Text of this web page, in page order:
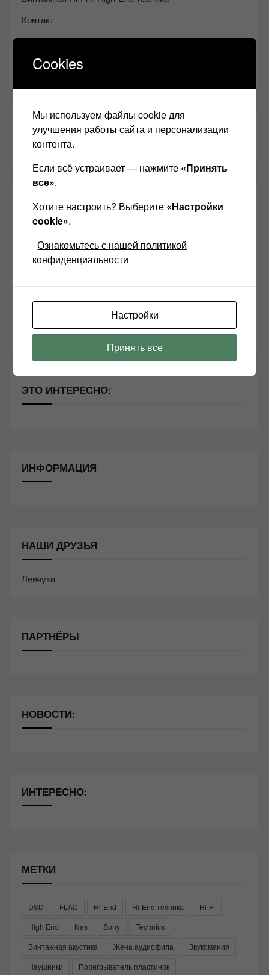
Контакт
Одноклассники
Youtube
ТАКЖЕ ЧИТАЕМ:
СВЕЖИЕ ЗАПИСИ
Возьмите друга в салон Hi-Fi техники
Чем дороже аудиотехника, тем лучше звучит?
Секреты Hi-Fi
10 способов оптимизации потоковой музыки
Почему виниловые пластинки звучат так хорошо?
ЭТО ИНТЕРЕСНО:
ИНФОРМАЦИЯ
НАШИ ДРУЗЬЯ
Левчуки
ПАРТНЁРЫ
НОВОСТИ:
ИНТЕРЕСНО:
МЕТКИ
DSD FLAC Hi-End Hi-End техника
Hi-Fi
High End
Nas Sony
Technics
Винтажная акустика
Жена аудиофила
Звукомания
Наушники
Проигрыватель пластинок
Cookies
Мы используем файлы cookie для
улучшения работы сайта и персонализации
контента.
Если всё устраивает — нажмите «Принять
все».
Хотите настроить? Выберите «Настройки
cookie».
Ознакомьтесь с нашей политикой
конфиденциальности
Настройки
Принять все